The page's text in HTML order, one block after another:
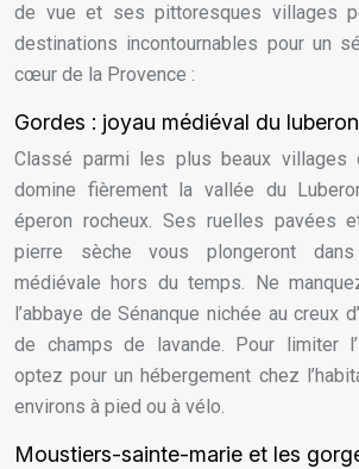
de vue et ses pittoresques villages
destinations incontournables pour un
cœur de la Provence :
Gordes : joyau médiéval du luberon
Classé parmi les plus beaux villages
domine fièrement la vallée du
éperon rocheux. Ses ruelles pavées
pierre sèche vous plongeront
médiévale hors du temps. Ne
l’abbaye de Sénanque nichée au creux
de champs de lavande. Pour limiter
optez pour un hébergement chez
environs à pied ou à vélo.
Moustiers-sainte-marie et les